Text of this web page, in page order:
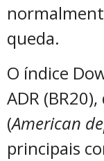
queda.
O índice
ADR
(American
principais